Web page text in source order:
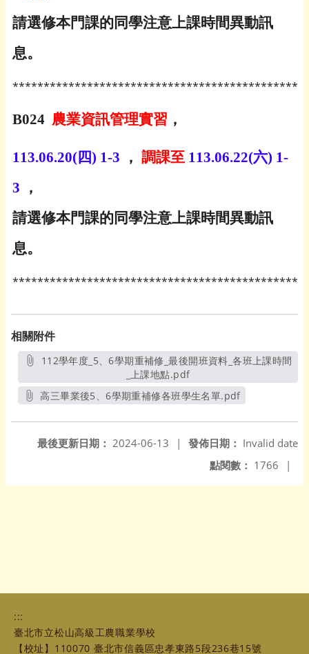
請選修本門課的同學注意上課時間異動訊
息。
B024 農業資訊管理實習 ，
113.06.20( 四) 1-3 ， 調課至 113.06.22(六) 1-
3
，
請選修本門課的同學注意上課時間異動訊
息。
相關附件
_上課地點.pdf另開新視窗
高三畢業後5、6學期重補修各班學生名單.pdf
發佈日期： Invalid date
最後更新日期： 2024-06-13
|
點閱數： 1766 |
:::
臺北市立松山高級工農職業學校
【校址】110070 臺北市信義區忠孝東路5段236巷15號